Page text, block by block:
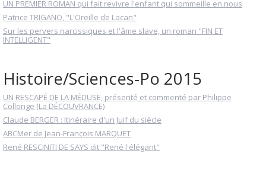
UN PREMIER ROMAN qui fait revivre l'enfant qui sommeille en nous
Patrice TRIGANO, "L'Oreille de Lacan"
Sur les pervers narcissiques et l'âme slave, un roman "FIN ET
INTELLIGENT"
Histoire/Sciences-Po 2015
UN RESCAPÉ DE LA MÉDUSE, présenté et commenté par Philippe
Collonge (La DÉCOUVRANCE)
Claude BERGER : Itinéraire d'un Juif du siècle
ABCMer de Jean-François MARQUET
René RESCINITI DE SAYS dit "René l'élégant"